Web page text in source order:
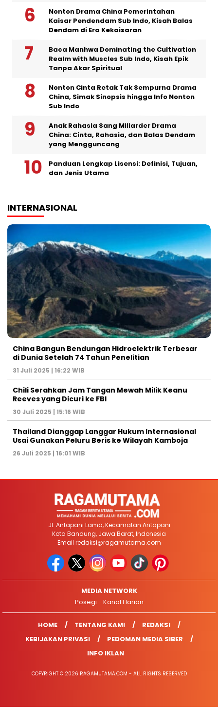
Nonton Drama China Pemerintahan
Kaisar Pendendam Sub Indo, Kisah Balas
Dendam di Era Kekaisaran
Baca Manhwa Dominating the Cultivation
Realm with Muscles Sub Indo, Kisah Epik
Tanpa Akar Spiritual
Nonton Cinta Retak Tak Sempurna Drama
China, Simak Sinopsis hingga Info Nonton
Sub Indo
Anak Rahasia Sang Miliarder Drama
China: Cinta, Rahasia, dan Balas Dendam
yang Mengguncang
Panduan Lengkap Lisensi: Definisi, Tujuan,
dan Jenis Utama
INTERNASIONAL
China Bangun Bendungan Hidroelektrik Terbesar
di Dunia Setelah 74 Tahun Penelitian
31 Juli 2025 | 16:22 WIB
Chili Serahkan Jam Tangan Mewah Milik Keanu
Reeves yang Dicuri ke FBI
30 Juli 2025 | 15:16 WIB
Thailand Dianggap Langgar Hukum Internasional
Usai Gunakan Peluru Beris ke Wilayah Kamboja
26 Juli 2025 | 16:01 WIB
Jl. Antapani Lama, Kecamatan Antapani
Kota Bandung, Jawa Barat, Indonesia
Email redaksi@ragamutama.com
MEDIA NETWORK
Posegi
Kanal Harian
HOME TENTANG KAMI
REDAKSI
KEBIJAKAN PRIVASI
PEDOMAN MEDIA SIBER
INFO IKLAN
COPYRIGHT © 2026 RAGAMUTAMA.COM - ALL RIGHTS RESERVED